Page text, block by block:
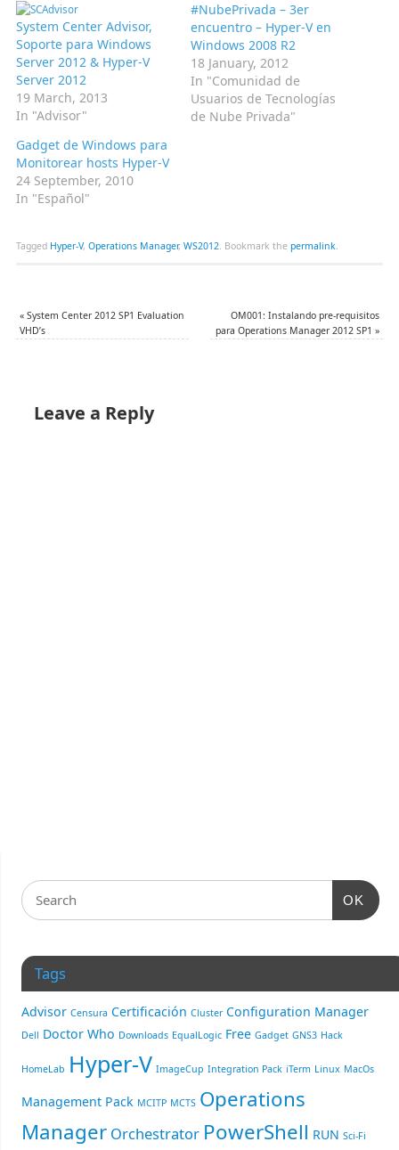
System Center Advisor,
Soporte para Windows
Server 2012 & Hyper-V
Server 2012
19 March, 2013
In "Advisor"
#NubePrivada – 3er
encuentro – Hyper-V en
Windows 2008 R2
18 January, 2012
In "Comunidad de
Usuarios de Tecnologías
de Nube Privada"
Gadget de Windows para
Monitorear hosts Hyper-V
24 September, 2010
In "Español"
Tagged Hyper-V, Operations Manager, WS2012. Bookmark the permalink.
«System Center 2012 SP1 Evaluation
VHD’s
OM001: Instalando pre-requisitos
para Operations Manager 2012 SP1»
Leave a Reply
OK
Tags
Advisor Censura Certificación Cluster Configuration Manager
Dell Doctor Who Downloads EqualLogic Free Gadget GNS3 Hack
HomeLab Hyper-V ImageCup Integration Pack iTerm Linux MacOs
Management Pack MCITP MCTS Operations
Manager Orchestrator PowerShell RUN Sci-Fi